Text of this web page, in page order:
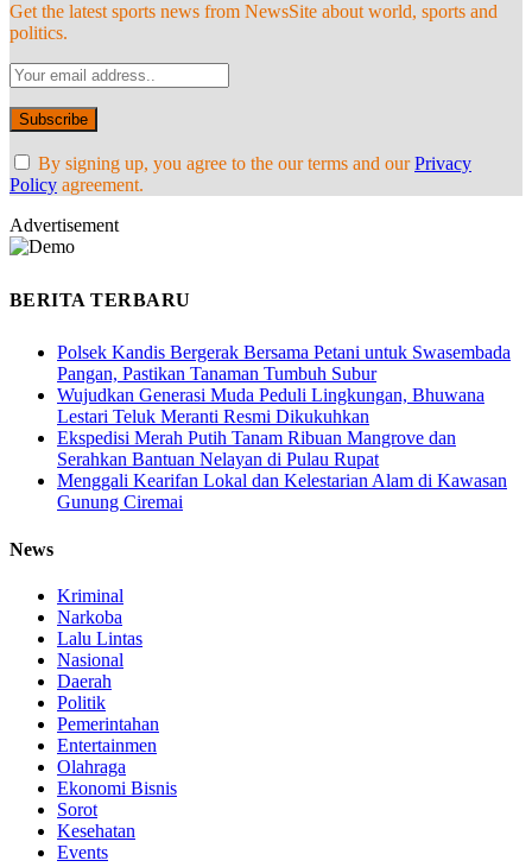
Get the latest sports news from NewsSite about world, sports and
politics.
By signing up, you agree to the our terms and ourPrivacy
Policy agreement.
Advertisement
BERITA TERBARU
Polsek Kandis Bergerak Bersama Petani untuk Swasembada
Pangan, Pastikan Tanaman Tumbuh Subur
Wujudkan Generasi Muda Peduli Lingkungan, Bhuwana
Lestari Teluk Meranti Resmi Dikukuhkan
Ekspedisi Merah Putih Tanam Ribuan Mangrove dan
Serahkan Bantuan Nelayan di Pulau Rupat
Menggali Kearifan Lokal dan Kelestarian Alam di Kawasan
Gunung Ciremai
News
Kriminal
Narkoba
Lalu Lintas
Nasional
Daerah
Politik
Pemerintahan
Entertainmen
Olahraga
Ekonomi Bisnis
Sorot
Kesehatan
Events